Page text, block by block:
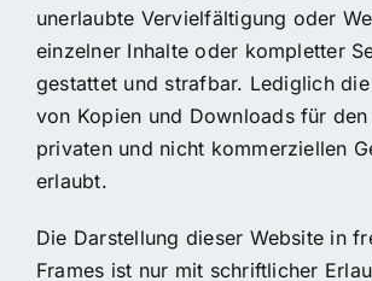
unerlaubte Vervielfältigung oder
einzelner Inhalte oder kompletter
gestattet und strafbar. Lediglich
von Kopien und Downloads für
privaten und nicht kommerziellen
erlaubt.
Die Darstellung dieser Website in
Frames ist nur mit schriftlicher